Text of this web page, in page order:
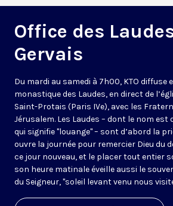
Office des
Gervais
Du mardi au samedi à 7h00, KTO diffuse
monastique des Laudes, en direct de
Saint-Protais (Paris IVe), avec les
Jérusalem. Les Laudes – dont le nom est
qui signifie "louange" – sont d’abord la
ouvre la journée pour remercier Dieu du
ce jour nouveau, et le placer tout entier
son heure matinale éveille aussi le
du Seigneur, "soleil levant venu nous